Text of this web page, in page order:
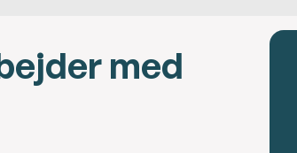
med